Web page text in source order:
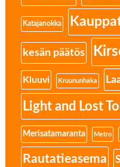
Katajanokka
kesän päätös
Kluuvi Kruununhaka
Light and Lost
Merisatamaranta Metro
Rautatieasema